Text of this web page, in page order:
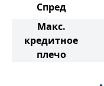
Спред
Макс.
кредитное
плечо